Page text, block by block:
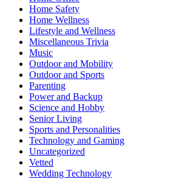
Home Safety
Home Wellness
Lifestyle and Wellness
Miscellaneous Trivia
Music
Outdoor and Mobility
Outdoor and Sports
Parenting
Power and Backup
Science and Hobby
Senior Living
Sports and Personalities
Technology and Gaming
Uncategorized
Vetted
Wedding Technology